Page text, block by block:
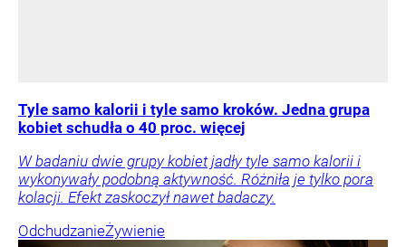
Tyle samo kalorii i tyle samo kroków. Jedna grupa
kobiet schudła o 40 proc. więcej
W badaniu dwie grupy kobiet jadły tyle samo kalorii i
wykonywały podobną aktywność. Różniła je tylko pora
kolacji. Efekt zaskoczył nawet badaczy.
OdchudzanieŻywienie